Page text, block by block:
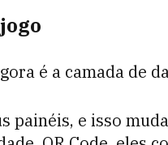
é a camada de
painéis, e isso